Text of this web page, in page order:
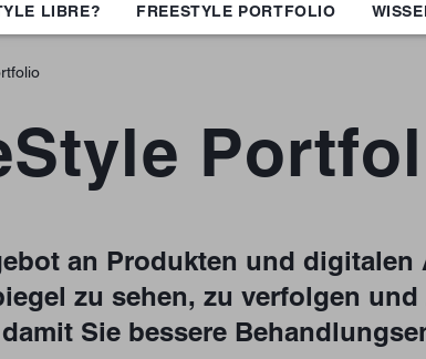
LIBRE? FREESTYLE PORTFOLIO
an Produkten und
zu sehen, zu verfolgen
Sie bessere